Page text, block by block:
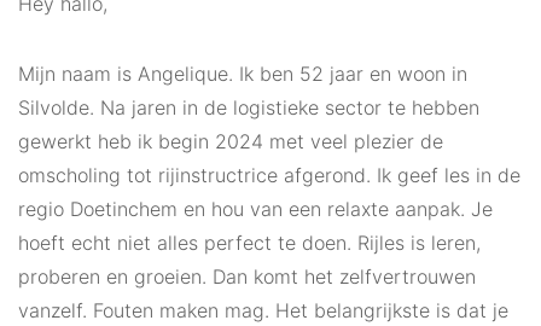
Mijn naam is Angelique. Ik ben 52 jaar en woon in
Silvolde. Na jaren in de logistieke sector te hebben
gewerkt heb ik begin 2024 met veel plezier de
omscholing tot rijinstructrice afgerond. Ik geef les in de
regio Doetinchem en hou van een relaxte aanpak. Je
hoeft echt niet alles perfect te doen. Rijles is leren,
proberen en groeien. Dan komt het zelfvertrouwen
vanzelf. Fouten maken mag. Het belangrijkste is dat je